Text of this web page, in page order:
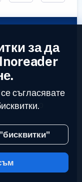
вашият
които
за да
съгласявате